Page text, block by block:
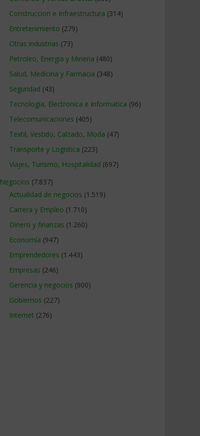
Construccion e Infraestructura (314)
Entretenimiento (279)
Otras industrias (73)
Petroleo, Energia y Mineria (480)
Salud, Medicina y Farmacia (348)
Seguridad (43)
Tecnologia, Electronica e Informatica (96)
Telecomunicaciones (405)
Textil, Vestido, Calzado, Moda (47)
Transporte y Logistica (223)
Viajes, Turismo, Hospitalidad (697)
Negocios (7.837)
Actualidad de negocios (1.519)
Carrera y Empleo (1.710)
Dinero y finanzas (1.260)
Economía (947)
Emprendedores (1.443)
Empresas (246)
Gerencia y negocios (900)
Gobiernos (227)
Internet (276)